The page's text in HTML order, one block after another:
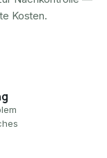
Kosten.